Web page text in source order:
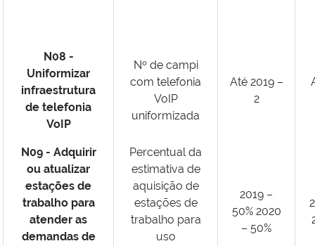
N08 -
Uniformizar
infraestrutura
de telefonia
VoIP
Nº de campi
com telefonia
VoIP
uniformizada
Até 2019 –
2
N09 - Adquirir
ou atualizar
estações de
trabalho para
atender as
demandas de
Percentual da
estimativa de
aquisição de
estações de
trabalho para
uso
2019 –
50% 2020
– 50%